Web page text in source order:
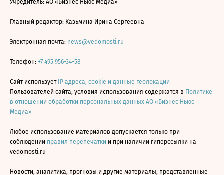
Учредитель: АО «Бизнес Ньюс Медиа»
Главный редактор: Казьмина Ирина Сергеевна
Электронная почта: news@vedomosti.ru
Телефон: +7 495 956-34-58
Сайт использует IP адреса, cookie и данные геолокации
Пользователей сайта, условия использования содержатся в Политике
в отношении обработки персональных данных АО «Бизнес Ньюс
Медиа»
Любое использование материалов допускается только при
соблюдении правил перепечатки и при наличии гиперссылки на
vedomosti.ru
Новости, аналитика, прогнозы и другие материалы, представленные